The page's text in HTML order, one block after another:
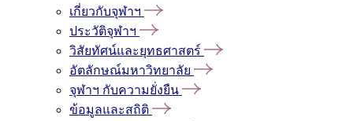
เกี่ยวกับจุฬาฯ
ประวัติจุฬาฯ
วิสัยทัศน์และยุทธศาสตร์
อัตลักษณ์มหาวิทยาลัย
จุฬาฯ กับความยั่งยืน
ข้อมูลและสถิติ